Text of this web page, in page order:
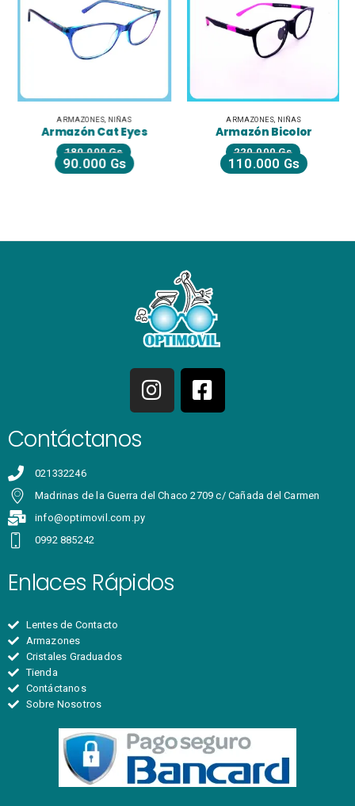
ARMAZONES, NIÑAS
Armazón Cat Eyes
180.000Gs
90.000 Gs
ARMAZONES, NIÑAS
Armazón Bicolor
220.000Gs
110.000 Gs
Contáctanos
021332246
Madrinas de la Guerra del Chaco 2709 c/ Cañada del Carmen
info@optimovil.com.py
0992 885242
Enlaces Rápidos
Lentes de Contacto
Armazones
Cristales Graduados
Tienda
Contáctanos
Sobre Nosotros